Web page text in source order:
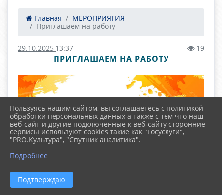
Главная
МЕРОПРИЯТИЯ
Приглашаем на работу
29.10.2025 13:37 19
ПРИГЛАШАЕМ НА РАБОТУ
Пользуясь нашим сайтом, вы соглашаетесь с политикой
обработки персональных данных а также с тем что наш
веб-сайт и другие подключенные к веб-сайту сторонние
сервисы используют cookies такие как "Госуслуги",
"PRO.Культура", "Спутник аналитика".
Подробнее
Подтверждаю